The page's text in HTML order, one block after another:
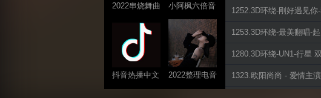
2022串烧舞曲
小阿枫六倍音
质系列 车载
抖音热播中文
系列
2022整理电音
系列
1252.3D环绕-刚好遇见
1253.3D环绕-最美翻唱-
1280.3D环绕-UN1-行星
1323.欧阳尚尚 - 爱情主